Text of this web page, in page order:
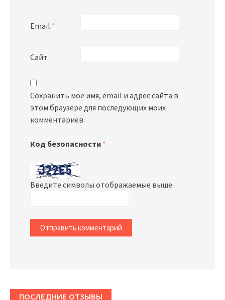
Email *
Сайт
Сохранить моё имя, email и адрес сайта в
этом браузере для последующих моих
комментариев.
Код безопасности *
Введите символы отображаемые выше:
ПОСЛЕДНИЕ ОТЗЫВЫ